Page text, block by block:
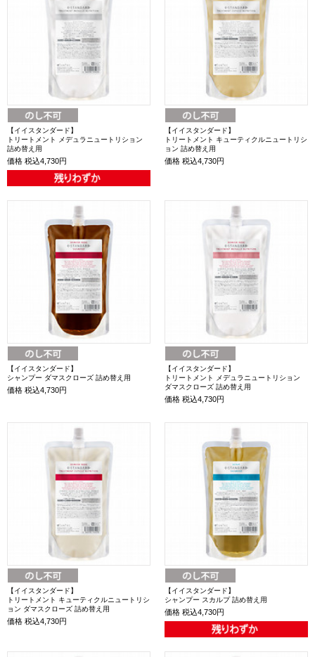
【イイスタンダード】
トリートメント メデュラニュートリション
詰め替え用
価格 税込4,730円
【イイスタンダード】
トリートメント キューティクルニュートリシ
ョン 詰め替え用
価格 税込4,730円
【イイスタンダード】
シャンプー ダマスクローズ 詰め替え用
価格 税込4,730円
【イイスタンダード】
トリートメント メデュラニュートリション
ダマスクローズ 詰め替え用
価格 税込4,730円
【イイスタンダード】
トリートメント キューティクルニュートリシ
ョン ダマスクローズ 詰め替え用
価格 税込4,730円
【イイスタンダード】
シャンプー スカルプ 詰め替え用
価格 税込4,730円